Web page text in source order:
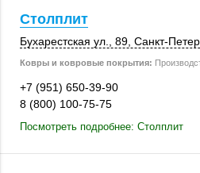
Столплит
Бухарестская ул., 89, Санкт-
Ковры и ковровые покрытия:
+7 (951) 650-39-90
8 (800) 100-75-75
Посмотреть подробнее: Столплит